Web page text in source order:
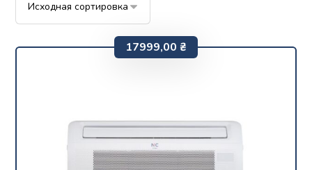
17999,00 ₴